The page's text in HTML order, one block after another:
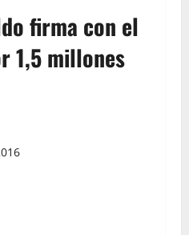
firma con el
1,5 millones